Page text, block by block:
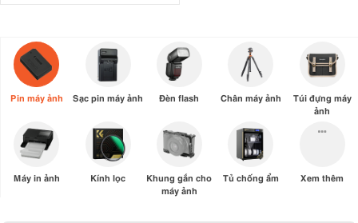
Pin máy ảnh Sạc pin máy ảnh Đèn flash Chân máy ảnh
Túi đựng máy
ảnh
Máy in ảnh Kính lọc
Khung gắn cho
máy ảnh
Tủ chống ẩm Xem thêm